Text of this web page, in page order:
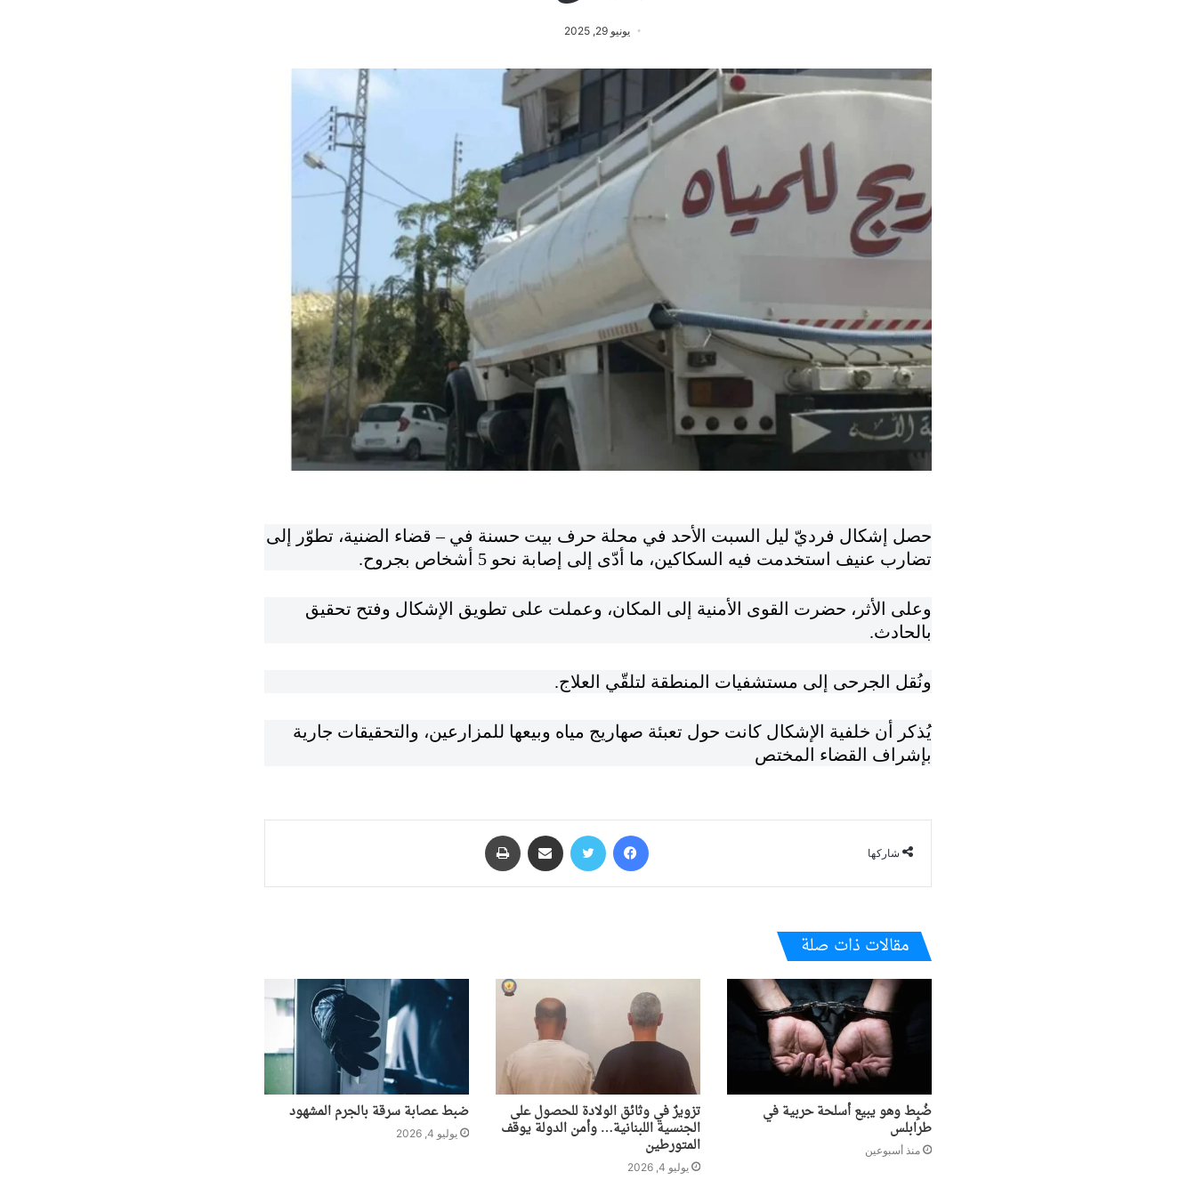
يونيو 29, 2025
حصل إشكال فرديّ ليل السبت الأحد في محلة حرف بيت حسنة في – قضاء الضنية، تطوّر إلى
تضارب عنيف استخدمت فيه السكاكين، ما أدّى إلى إصابة نحو 5 أشخاص بجروح.
وعلى الأثر، حضرت القوى الأمنية إلى المكان، وعملت على تطويق الإشكال وفتح تحقيق
بالحادث.
ونُقل الجرحى إلى مستشفيات المنطقة لتلقّي العلاج.
يُذكر أن خلفية الإشكال كانت حول تعبئة صهاريج مياه وبيعها للمزارعين، والتحقيقات جارية
بإشراف القضاء المختص
شاركها
فيسبوك تويتر مشاركة عبر البريد
مقالات ذات صلة
ضُبِط وهو يبيع أسلحة حربية في
طرابلس
منذ أسبوعين
تزويرٌ في وثائق الولادة للحصول على
الجنسية اللبنانية… وأمن الدولة يوقف
المتورطين
يوليو 4, 2026
ضبط عصابة سرقة بالجرم المشهود
يوليو 4, 2026